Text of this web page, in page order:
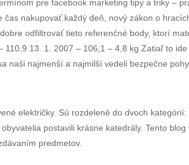
pre facebook marketing tipy a triky –
nakupovať každý deň, nový zákon o
odfiltrovať tieto referenčné body, ktorí
13. 1. 2007 – 106,1 – 4,8 kg Zatiaľ to
naši najmenší a najmilší vedeli bezpečne
električky. Sú rozdelené do dvoch kategórií:
postavili krásne katedrály. Tento blog
predmetov.